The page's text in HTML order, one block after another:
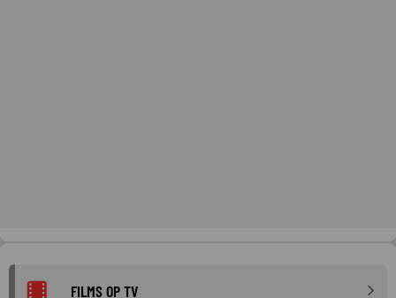
FILMS OP TV